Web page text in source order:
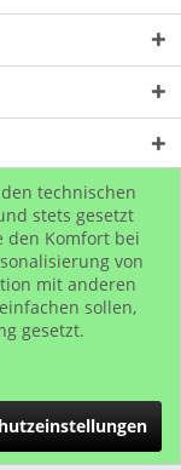
wenn nicht
technischen
stets gesetzt
den Komfort bei
von
mit anderen
sollen,
gesetzt.